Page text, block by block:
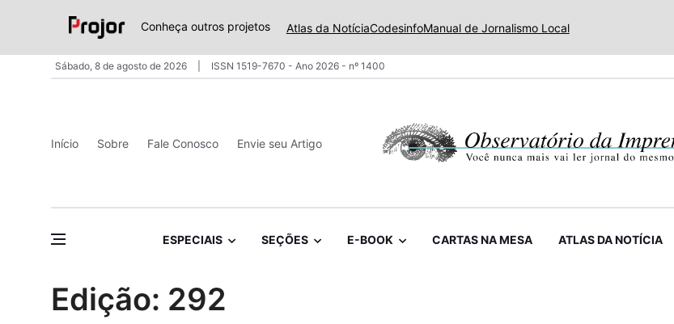
Conheça outros projetos Atlas da NotíciaCodesinfoManual de Jornalismo Local
Sábado, 8 de agosto de 2026 ISSN 1519-7670 - Ano 2026 - nº 1400
Início Sobre Fale Conosco Envie seu Artigo
ESPECIAIS SEÇÕES E-BOOK CARTAS NA MESA ATLAS DA NOTÍCIA
Edição: 292